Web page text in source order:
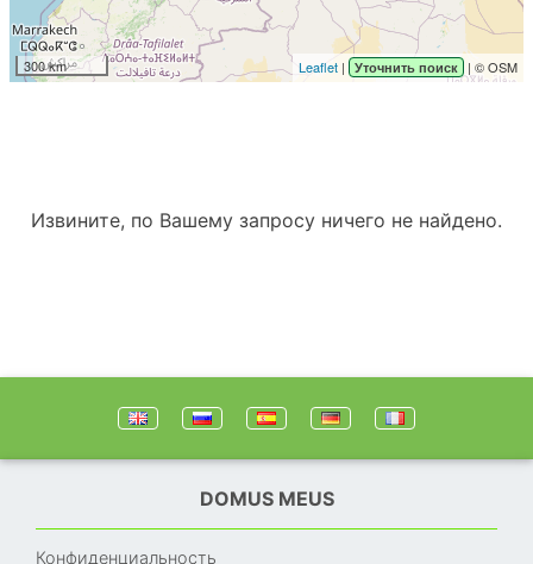
300 km Leaflet | Уточнить поиск | © OSM
Извините, по Вашему запросу ничего не найдено.
DOMUS MEUS
Конфиденциальность